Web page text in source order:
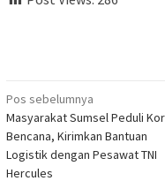
Navigasi
pos
Pos sebelumnya
Masyarakat Sumsel Peduli
Bencana, Kirimkan Bantuan
Logistik dengan Pesawat TNI
Hercules